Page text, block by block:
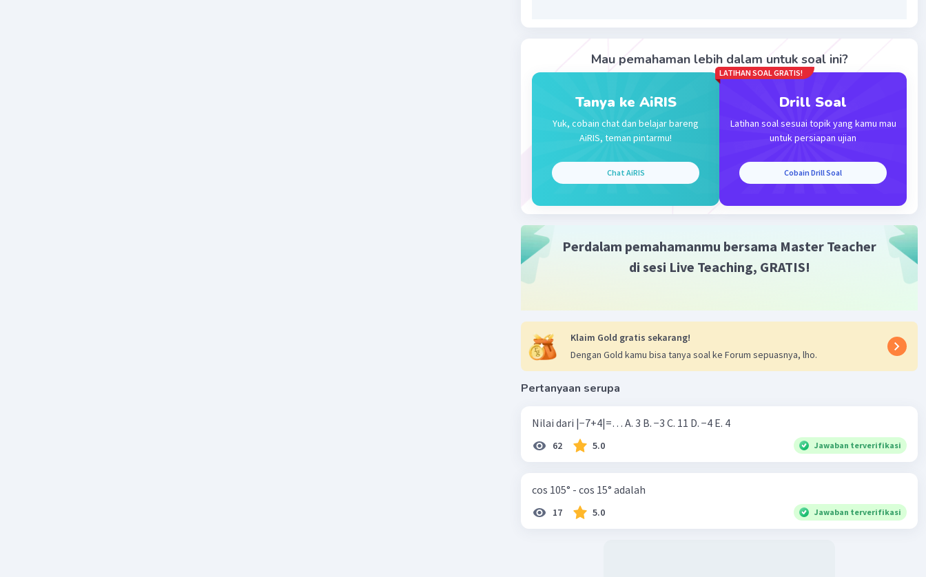
Mau pemahaman lebih dalam untuk soal ini?
Tanya ke AiRIS
Yuk, cobain chat dan belajar bareng
AiRIS, teman pintarmu!
Chat AiRIS
LATIHAN SOAL GRATIS!
Drill Soal
Latihan soal sesuai topik yang kamu mau
untuk persiapan ujian
Cobain Drill Soal
Perdalam pemahamanmu bersama Master Teacher
di sesi Live Teaching, GRATIS!
Klaim Gold gratis sekarang!
Dengan Gold kamu bisa tanya soal ke Forum sepuasnya, lho.
Pertanyaan serupa
Nilai dari |−7+4|=… A. 3 B. −3 C. 11 D. −4 E. 4
62 5.0 Jawaban terverifikasi
cos 105° - cos 15° adalah
17 5.0 Jawaban terverifikasi